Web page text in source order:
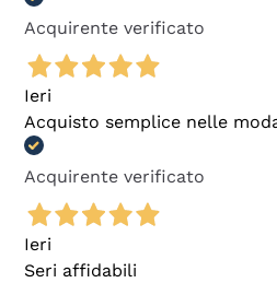
Acquirente verificato
Ieri
Acquisto semplice nelle
Acquirente verificato
Ieri
Seri affidabili